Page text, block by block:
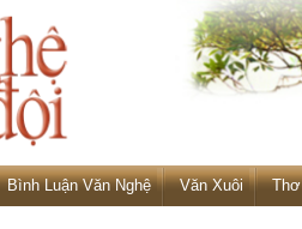
Bình Luận Văn Nghệ Văn Xuôi Thơ